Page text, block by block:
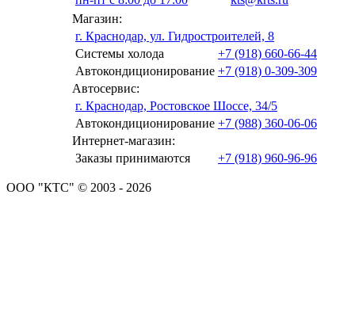
Магазин:
г. Краснодар, ул. Гидростроителей, 8
Системы холода
+7 (918) 660-66-44
Автокондиционирование +7 (918) 0-309-309
Автосервис:
г. Краснодар, Ростовское Шоссе, 34/5
Автокондиционирование +7 (988) 360-06-06
Интернет-магазин:
Заказы принимаются
+7 (918) 960-96-96
ООО "КТС" © 2003 - 2026